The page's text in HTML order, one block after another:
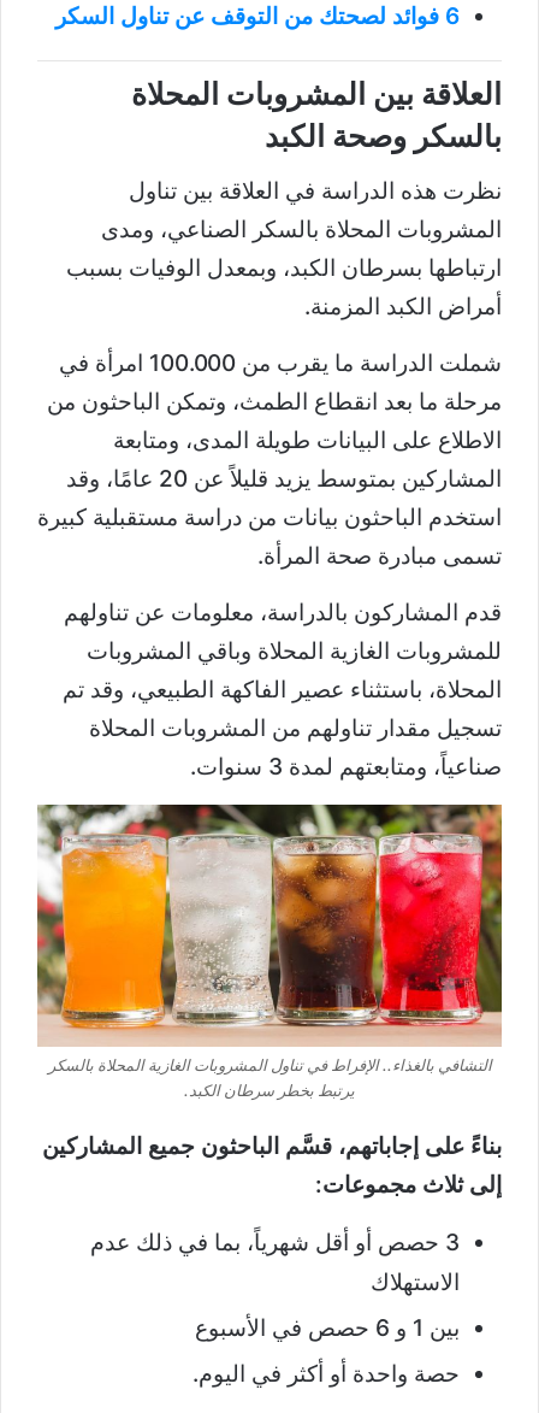
6 فوائد لصحتك من التوقف عن تناول السكر
العلاقة بين المشروبات المحلاة
بالسكر وصحة الكبد
نظرت هذه الدراسة في العلاقة بين تناول
المشروبات المحلاة بالسكر الصناعي، ومدى
ارتباطها بسرطان الكبد، وبمعدل الوفيات بسبب
أمراض الكبد المزمنة.
شملت الدراسة ما يقرب من 100.000 امرأة في
مرحلة ما بعد انقطاع الطمث، وتمكن الباحثون من
الاطلاع على البيانات طويلة المدى، ومتابعة
المشاركين بمتوسط يزيد قليلاً عن 20 عامًا، وقد
استخدم الباحثون بيانات من دراسة مستقبلية كبيرة
تسمى مبادرة صحة المرأة.
قدم المشاركون بالدراسة، معلومات عن تناولهم
للمشروبات الغازية المحلاة وباقي المشروبات
المحلاة، باستثناء عصير الفاكهة الطبيعي، وقد تم
تسجيل مقدار تناولهم من المشروبات المحلاة
صناعياً، ومتابعتهم لمدة 3 سنوات.
التشافي بالغذاء.. الإفراط في تناول المشروبات الغازية المحلاة بالسكر
يرتبط بخطر سرطان الكبد.
بناءً على إجاباتهم، قسَّم الباحثون جميع المشاركين
إلى ثلاث مجموعات:
3 حصص أو أقل شهرياً، بما في ذلك عدم
الاستهلاك
بين 1 و 6 حصص في الأسبوع
حصة واحدة أو أكثر في اليوم.